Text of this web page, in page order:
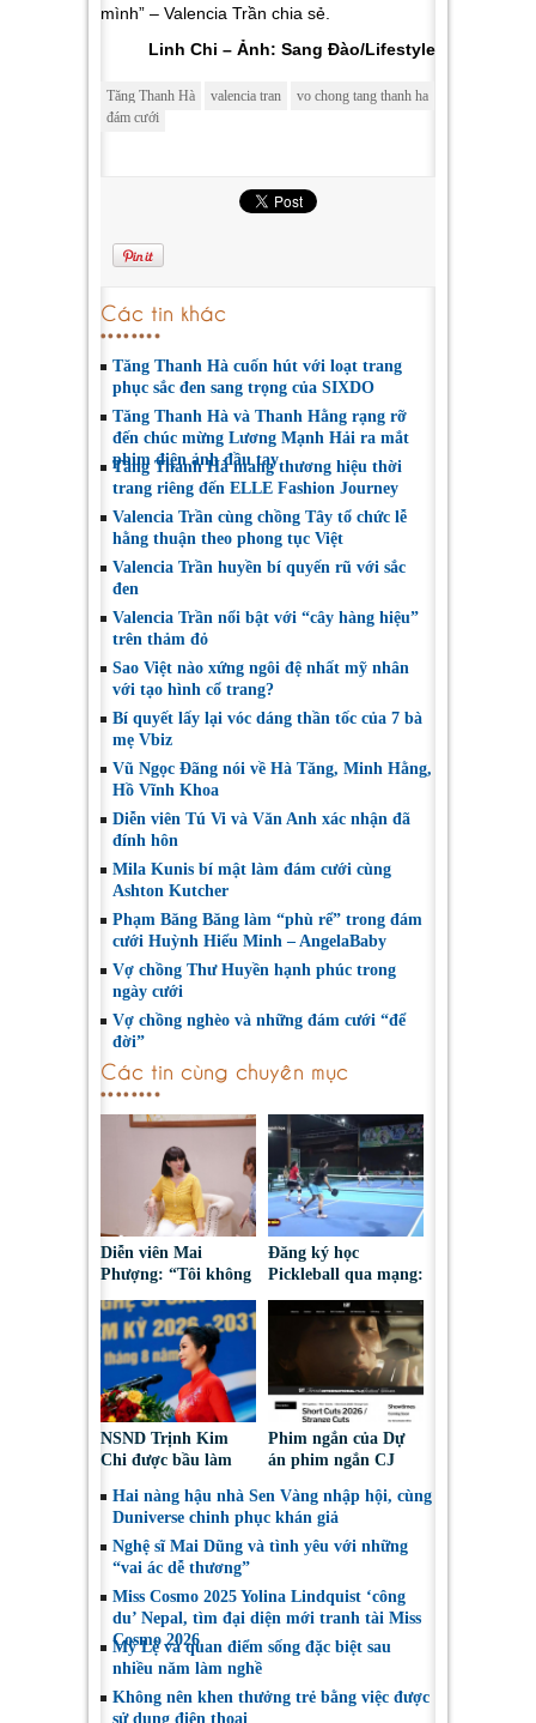
mình” – Valencia Trần chia sẻ.
Linh Chi – Ảnh: Sang Đào/Lifestyle
Tăng Thanh Hà valencia tran
vo chong tang thanh ha
đám cưới
Các tin khác
Tăng Thanh Hà cuốn hút với loạt trang
phục sắc đen sang trọng của SIXDO
Tăng Thanh Hà và Thanh Hằng rạng rỡ
đến chúc mừng Lương Mạnh Hải ra mắt
phim điện ảnh đầu tay
Tăng Thanh Hà mang thương hiệu thời
trang riêng đến ELLE Fashion Journey
Valencia Trần cùng chồng Tây tổ chức lễ
hằng thuận theo phong tục Việt
Valencia Trần huyền bí quyến rũ với sắc
đen
Valencia Trần nổi bật với “cây hàng hiệu”
trên thảm đỏ
Sao Việt nào xứng ngôi đệ nhất mỹ nhân
với tạo hình cổ trang?
Bí quyết lấy lại vóc dáng thần tốc của 7 bà
mẹ Vbiz
Vũ Ngọc Đãng nói về Hà Tăng, Minh Hằng,
Hồ Vĩnh Khoa
Diễn viên Tú Vi và Văn Anh xác nhận đã
đính hôn
Mila Kunis bí mật làm đám cưới cùng
Ashton Kutcher
Phạm Băng Băng làm “phù rể” trong đám
cưới Huỳnh Hiểu Minh – AngelaBaby
Vợ chồng Thư Huyền hạnh phúc trong
ngày cưới
Vợ chồng nghèo và những đám cưới “để
đời”
Các tin cùng chuyên mục
Diễn viên Mai
Phượng: “Tôi không
bao giờ hối hận về
những gì mình đã
chọn”
Đăng ký học
Pickleball qua mạng:
Nguy cơ bị chiếm
đoạt tài sản
NSND Trịnh Kim
Chi được bầu làm
Nghệ sĩ Sân khấu
Việt Nam
Phim ngắn của Dự
án phim ngắn CJ
tại LHP quốc tế
Toronto 2026
Hai nàng hậu nhà Sen Vàng nhập hội, cùng
Duniverse chinh phục khán giả
Nghệ sĩ Mai Dũng và tình yêu với những
“vai ác dễ thương”
Miss Cosmo 2025 Yolina Lindquist ‘công
du’ Nepal, tìm đại diện mới tranh tài Miss
Cosmo 2026
Mỹ Lệ và quan điểm sống đặc biệt sau
nhiều năm làm nghề
Không nên khen thưởng trẻ bằng việc được
sử dụng điện thoại